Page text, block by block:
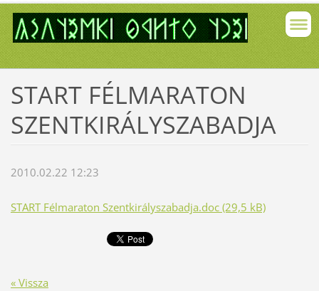
START FÉLMARATON
SZENTKIRÁLYSZABADJA
2010.02.22 12:23
START Félmaraton Szentkirályszabadja.doc (29,5 kB)
« Vissza